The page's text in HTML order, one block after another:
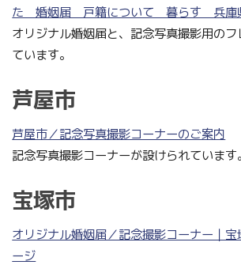
た 婚姻届 戸籍について 暮らす 兵庫
オリジナル婚姻届と、記念写真撮影用の
ています。
芦屋市
芦屋市／記念写真撮影コーナーのご案内
記念写真撮影コーナーが設けられています。
宝塚市
オリジナル婚姻届／記念撮影コーナー｜
ージ